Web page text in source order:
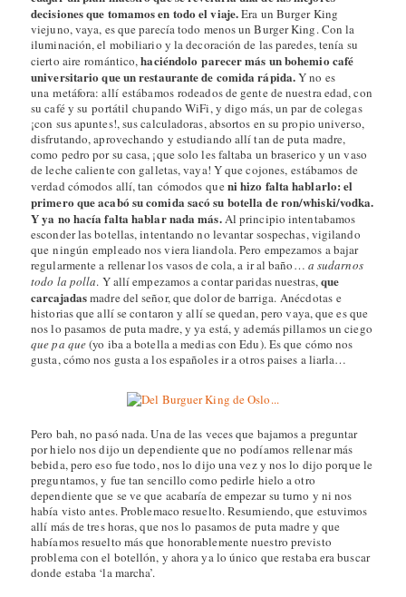
decisiones que tomamos en todo el viaje.Era un Burger King
viejuno, vaya, es que parecía todo menos un Burger King. Con la
iluminación, el mobiliario y la decoración de las paredes, tenía su
cierto aire romántico,haciéndolo parecer más un bohemio café
universitario que un restaurante de comida rápida.Y no es
una metáfora: allí estábamos rodeados de gente de nuestra edad, con
su café y su portátil chupando WiFi, y digo más, un par de colegas
¡con sus apuntes!, sus calculadoras, absortos en su propio universo,
disfrutando, aprovechando y estudiando allí tan de puta madre,
como pedro por su casa, ¡que solo les faltaba un braserico y un vaso
de leche caliente con galletas, vaya! Y que cojones, estábamos de
verdad cómodos allí, tan cómodos queni hizo falta hablarlo: el
primero que acabó su comida sacó su botella de ron/whiski/vodka.
Y ya no hacía falta hablar nada más.Al principio intentabamos
esconder las botellas, intentando no levantar sospechas, vigilando
que ningún empleado nos viera liandola. Pero empezamos a bajar
regularmente a rellenar los vasos de cola, a ir al baño… a sudarnos
todo la polla. Y allí empezamos a contar paridas nuestras,que
carcajadasmadre del señor, que dolor de barriga. Anécdotas e
historias que allí se contaron y allí se quedan, pero vaya, que es que
nos lo pasamos de puta madre, y ya está, y además pillamos un ciego
que pa que(yo iba a botella a medias con Edu). Es que cómo nos
gusta, cómo nos gusta a los españoles ir a otros paises a liarla…
Pero bah, no pasó nada. Una de las veces que bajamos a preguntar
por hielo nos dijo un dependiente que no podíamos rellenar más
bebida, pero eso fue todo, nos lo dijo una vez y nos lo dijo porque le
preguntamos, y fue tan sencillo como pedirle hielo a otro
dependiente que se ve que acabaría de empezar su turno y ni nos
había visto antes. Problemaco resuelto. Resumiendo, que estuvimos
allí más de tres horas, que nos lo pasamos de puta madre y que
habíamos resuelto más que honorablemente nuestro previsto
problema con el botellón, y ahora ya lo único que restaba era buscar
donde estaba ‘la marcha’.